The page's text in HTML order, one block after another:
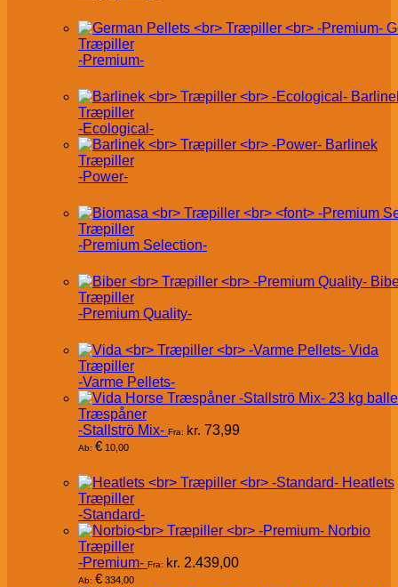
Træpiller
-Premium-
Træpiller
-Ecological-
Barlinek
Træpiller
-Power-
Træpiller
-Premium Selection-
Træpiller
-Premium Quality-
Vida
Træpiller
-Varme Pellets-
Træspåner
-Stallströ Mix- Fra: kr. 73,99
Ab: € 10,00
Heatlets
Træpiller
-Standard-
Norbio
Træpiller
-Premium- Fra: kr. 2.439,00
Ab: € 334,00